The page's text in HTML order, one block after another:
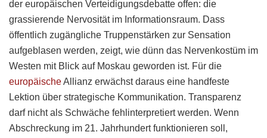
der europäischen Verteidigungsdebatte offen: die
grassierende Nervosität im Informationsraum. Dass
öffentlich zugängliche Truppenstärken zur Sensation
aufgeblasen werden, zeigt, wie dünn das Nervenkostüm im
Westen mit Blick auf Moskau geworden ist. Für die
europäischeAllianz erwächst daraus eine handfeste
Lektion über strategische Kommunikation. Transparenz
darf nicht als Schwäche fehlinterpretiert werden. Wenn
Abschreckung im 21. Jahrhundert funktionieren soll,